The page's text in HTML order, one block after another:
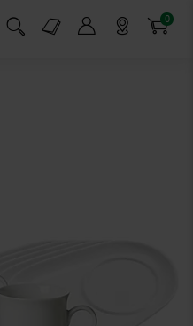
Suchfeld einblenden
Markt-Angebote 0
Artikel